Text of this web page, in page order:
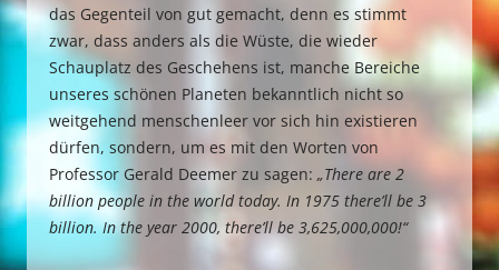
das Gegenteil von gut gemacht, denn es stimmt
zwar, dass anders als die Wüste, die wieder
Schauplatz des Geschehens ist, manche Bereiche
unseres schönen Planeten bekanntlich nicht so
weitgehend menschenleer vor sich hin existieren
dürfen, sondern, um es mit den Worten von
Professor Gerald Deemer zu sagen: „There are 2
billion people in the world today. In 1975 there’ll be 3
billion. In the year 2000, there’ll be 3,625,000,000!“